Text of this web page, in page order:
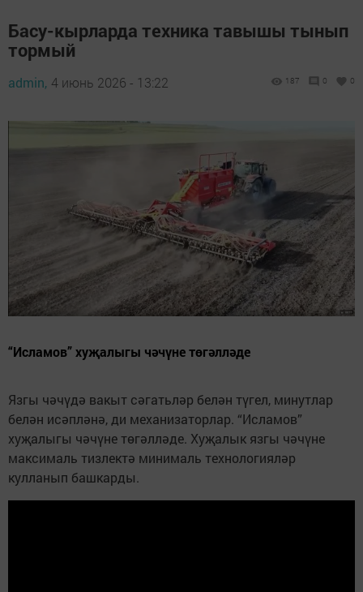
Басу-кырларда техника тавышы тынып
тормый
admin, 4 июнь 2026 - 13:22 187 0 0
“Исламов” хуҗалыгы чәчүне төгәлләде
Язгы чәчүдә вакыт сәгатьләр белән түгел, минутлар
белән исәпләнә, ди механизаторлар. “Исламов”
хуҗалыгы чәчүне төгәлләде. Хуҗалык язгы чәчүне
максималь тизлектә минималь технологияләр
кулланып башкарды.